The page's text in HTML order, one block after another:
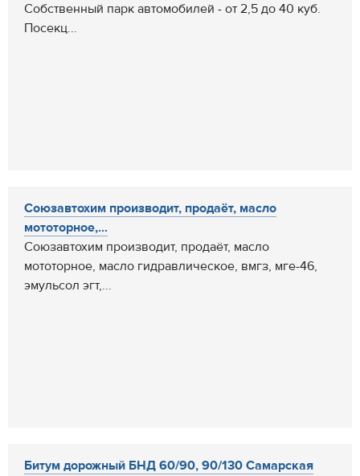
Собственный парк автомобилей - от 2,5 до 40 куб.
Посекц...
Союзавтохим производит, продаёт, масло
мототорное,...
Союзавтохим производит, продаёт, масло
мототорное, масло гидравлическое, вмгз, мге-46,
эмульсол эгт,...
Битум дорожный БНД 60/90, 90/130 Самарская